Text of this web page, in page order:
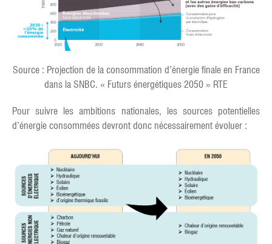
Source : Projection de la consommation d’énergie finale en France
dans la SNBC. « Futurs énergétiques 2050 » RTE
Pour suivre les ambitions nationales, les sources potentielles
d’énergie consommées devront donc nécessairement évoluer :